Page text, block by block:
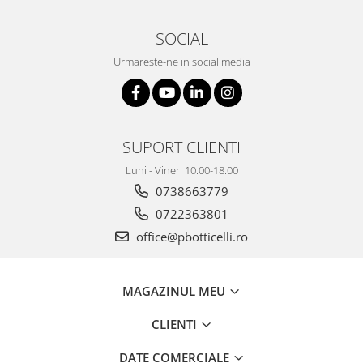
SOCIAL
Urmareste-ne in social media
SUPORT CLIENTI
Luni - Vineri 10.00-18.00
0738663779
0722363801
office@pbotticelli.ro
MAGAZINUL MEU
CLIENTI
DATE COMERCIALE